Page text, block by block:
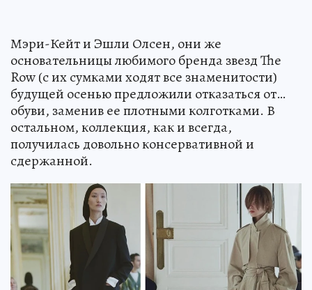
Мэри-Кейт и Эшли Олсен, они же
основательницы любимого бренда звезд The
Row (с их сумками ходят все знаменитости)
будущей осенью предложили отказаться от…
обуви, заменив ее плотными колготками. В
остальном, коллекция, как и всегда,
получилась довольно консервативной и
сдержанной.